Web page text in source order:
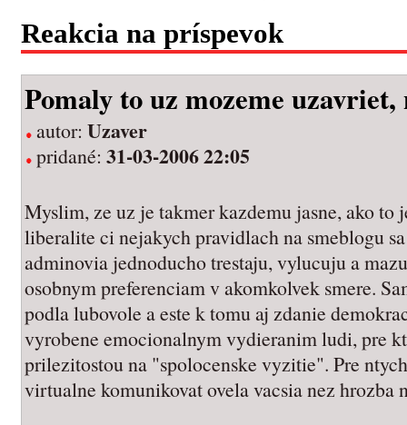
Reakcia na príspevok
Pomaly to uz mozeme uzavriet,
autor: Uzaver
pridané: 31-03-2006 22:05
Myslim, ze uz je takmer kazdemu jasne, ako to
liberalite ci nejakych pravidlach na smeblogu
adminovia jednoducho trestaju, vylucuju a
osobnym preferenciam v akomkolvek smere.
podla lubovole a este k tomu aj zdanie
vyrobene emocionalnym vydieranim ludi, pre
prilezitostou na "spolocenske vyzitie". Pre
virtualne komunikovat ovela vacsia nez hrozba